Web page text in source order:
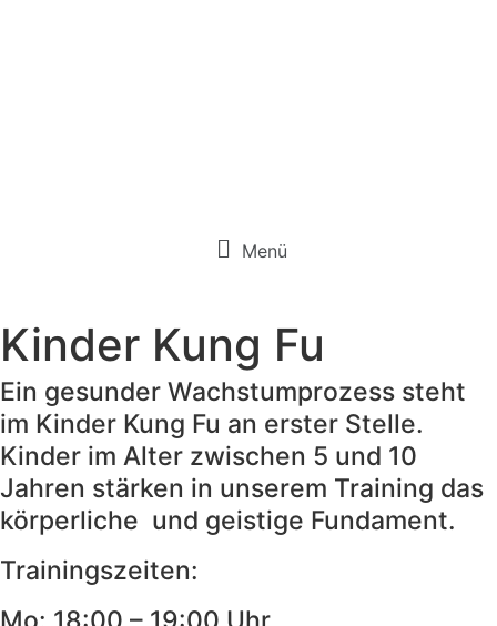
Menü
Kinder Kung Fu
Ein gesunder Wachstumprozess steht
im Kinder Kung Fu an erster Stelle.
Kinder im Alter zwischen 5 und 10
Jahren stärken in unserem Training das
körperliche und geistige Fundament.
Trainingszeiten: